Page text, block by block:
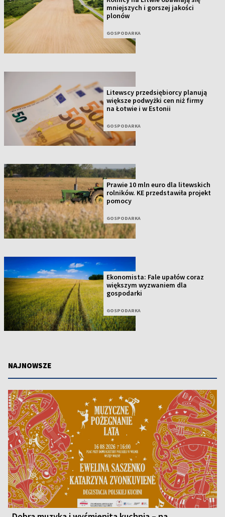
mniejszych i gorszej jakości
plonów
GOSPODARKA
Litewscy przedsiębiorcy planują
większe podwyżki cen niż firmy
na Łotwie i w Estonii
GOSPODARKA
Prawie 10 mln euro dla litewskich
rolników. KE przedstawiła projekt
pomocy
GOSPODARKA
Ekonomista: Fale upałów coraz
większym wyzwaniem dla
gospodarki
GOSPODARKA
NAJNOWSZE